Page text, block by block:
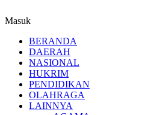
Masuk
BERANDA
DAERAH
NASIONAL
HUKRIM
PENDIDIKAN
OLAHRAGA
LAINNYA